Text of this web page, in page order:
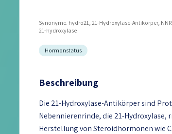
Synonyme: hydro21, 21-Hydroxylase-Antikörper,
21-hydroxylase
Hormonstatus
Beschreibung
Die 21-Hydroxylase-Antikörper sind
Nebennierenrinde, die 21-Hydroxylase,
Herstellung von Steroidhormonen wie